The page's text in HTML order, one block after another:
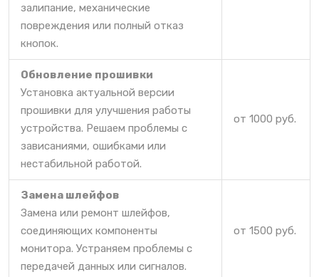
залипание, механические
повреждения или полный отказ
кнопок.
Обновление прошивки
Установка актуальной версии
прошивки для улучшения работы
устройства. Решаем проблемы с
зависаниями, ошибками или
нестабильной работой.
от 1000 руб.
Замена шлейфов
Замена или ремонт шлейфов,
соединяющих компоненты
монитора. Устраняем проблемы с
передачей данных или сигналов.
от 1500 руб.